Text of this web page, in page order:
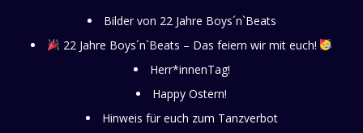
Bilder von 22 Jahre Boys´n`Beats
22 Jahre Boys´n`Beats – Das feiern wir mit euch!
Herr*innenTag!
Happy Ostern!
Hinweis für euch zum Tanzverbot